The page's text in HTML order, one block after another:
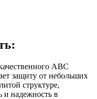
ABC
защиту от небольших
структуре,
и надежность в